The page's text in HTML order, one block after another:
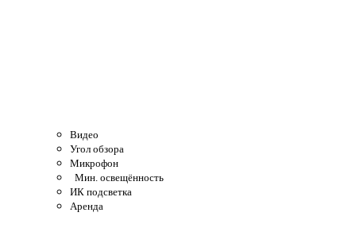
Видео
Угол обзора
Микрофон
Мин. освещённость
ИК подсветка
Аренда